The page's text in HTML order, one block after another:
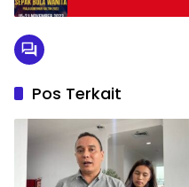
Pos Terkait